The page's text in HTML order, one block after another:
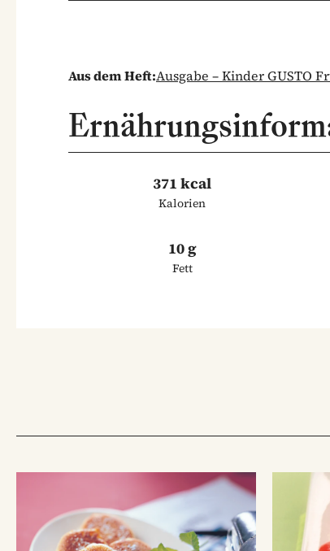
Aus dem Heft:Ausgabe – Kinder GUSTO
371 kcal
Kalorien
10 g
Fett